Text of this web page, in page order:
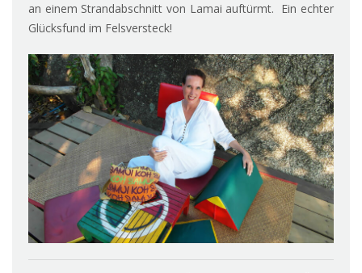
an einem Strandabschnitt von Lamai auftürmt. Ein echter
Glücksfund im Felsversteck!